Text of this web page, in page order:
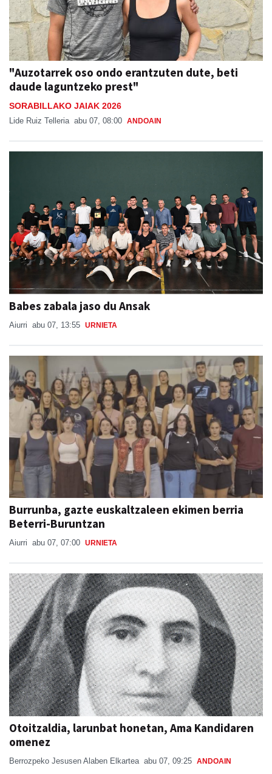
"Auzotarrek oso ondo erantzuten dute, beti
daude laguntzeko prest"
SORABILLAKO JAIAK 2026
Lide Ruiz Telleria abu 07, 08:00 ANDOAIN
Babes zabala jaso du Ansak
Aiurri abu 07, 13:55 URNIETA
Burrunba, gazte euskaltzaleen ekimen berria
Beterri-Buruntzan
Aiurri abu 07, 07:00 URNIETA
Otoitzaldia, larunbat honetan, Ama Kandidaren
omenez
Berrozpeko Jesusen Alaben Elkartea abu 07, 09:25 ANDOAIN